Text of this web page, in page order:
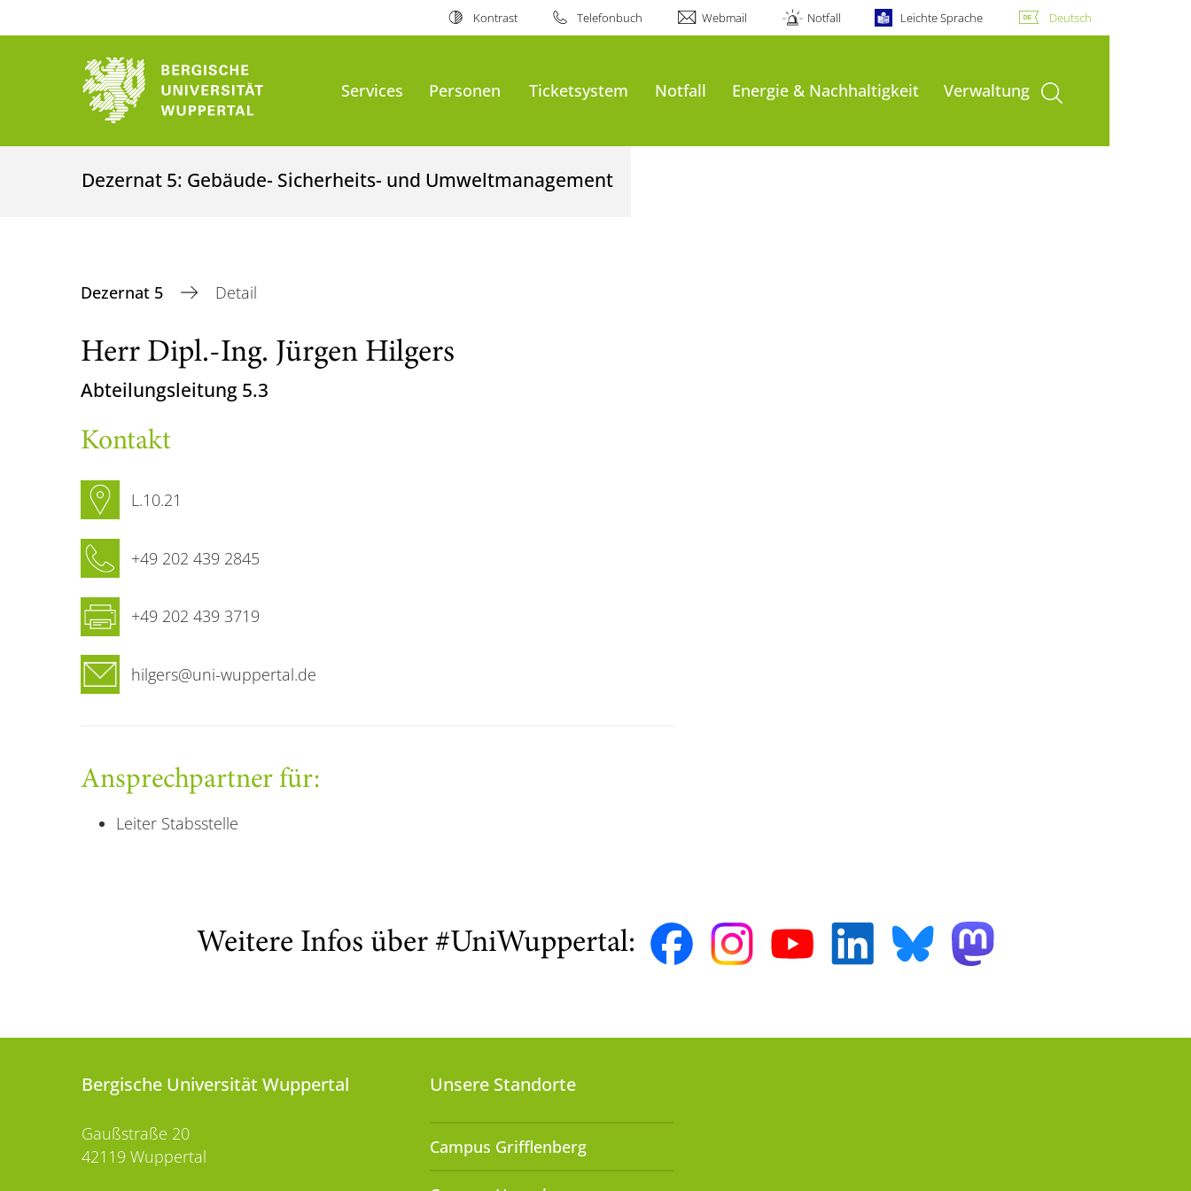
Kontrast Telefonbuch Webmail Notfall Leichte Sprache Deutsch
Services Personen Ticketsystem Notfall Energie & Nachhaltigkeit Verwaltung Suche öffnen
Dezernat 5: Gebäude- Sicherheits- und Umweltmanagement
Dezernat 5 Detail
Herr Dipl.-Ing. Jürgen Hilgers
Abteilungsleitung 5.3
Kontakt
L.10.21
+49 202 439 2845
+49 202 439 3719
hilgers@uni-wuppertal.de
Ansprechpartner für:
Leiter Stabsstelle
Weitere Infos über #UniWuppertal:
Bergische Universität Wuppertal
Gaußstraße 20
42119 Wuppertal
Unsere Standorte
Campus Grifflenberg